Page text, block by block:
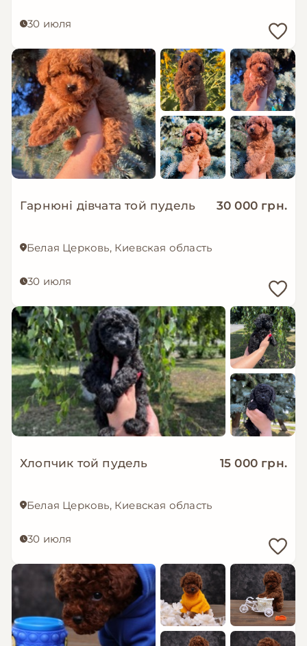
30 июля
Гарнюні дівчата той пудель 30 000 грн.
Белая Церковь, Киевская область
30 июля
Хлопчик той пудель 15 000 грн.
Белая Церковь, Киевская область
30 июля